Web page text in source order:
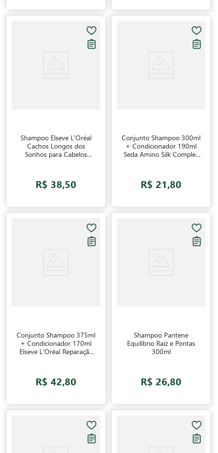
Shampoo Elseve L'Oréal
Cachos Longos dos
Sonhos para Cabelos
R$ 38,50
Conjunto Shampoo 300ml
+ Condicionador 190ml
Seda Amino Silk Complex
R$ 21,80
Conjunto Shampoo 375ml
+ Condicionador 170ml
Elseve L'Oréal Reparação
R$ 42,80
Shampoo Pantene
Equilíbrio Raiz e Pontas
300ml
R$ 26,80